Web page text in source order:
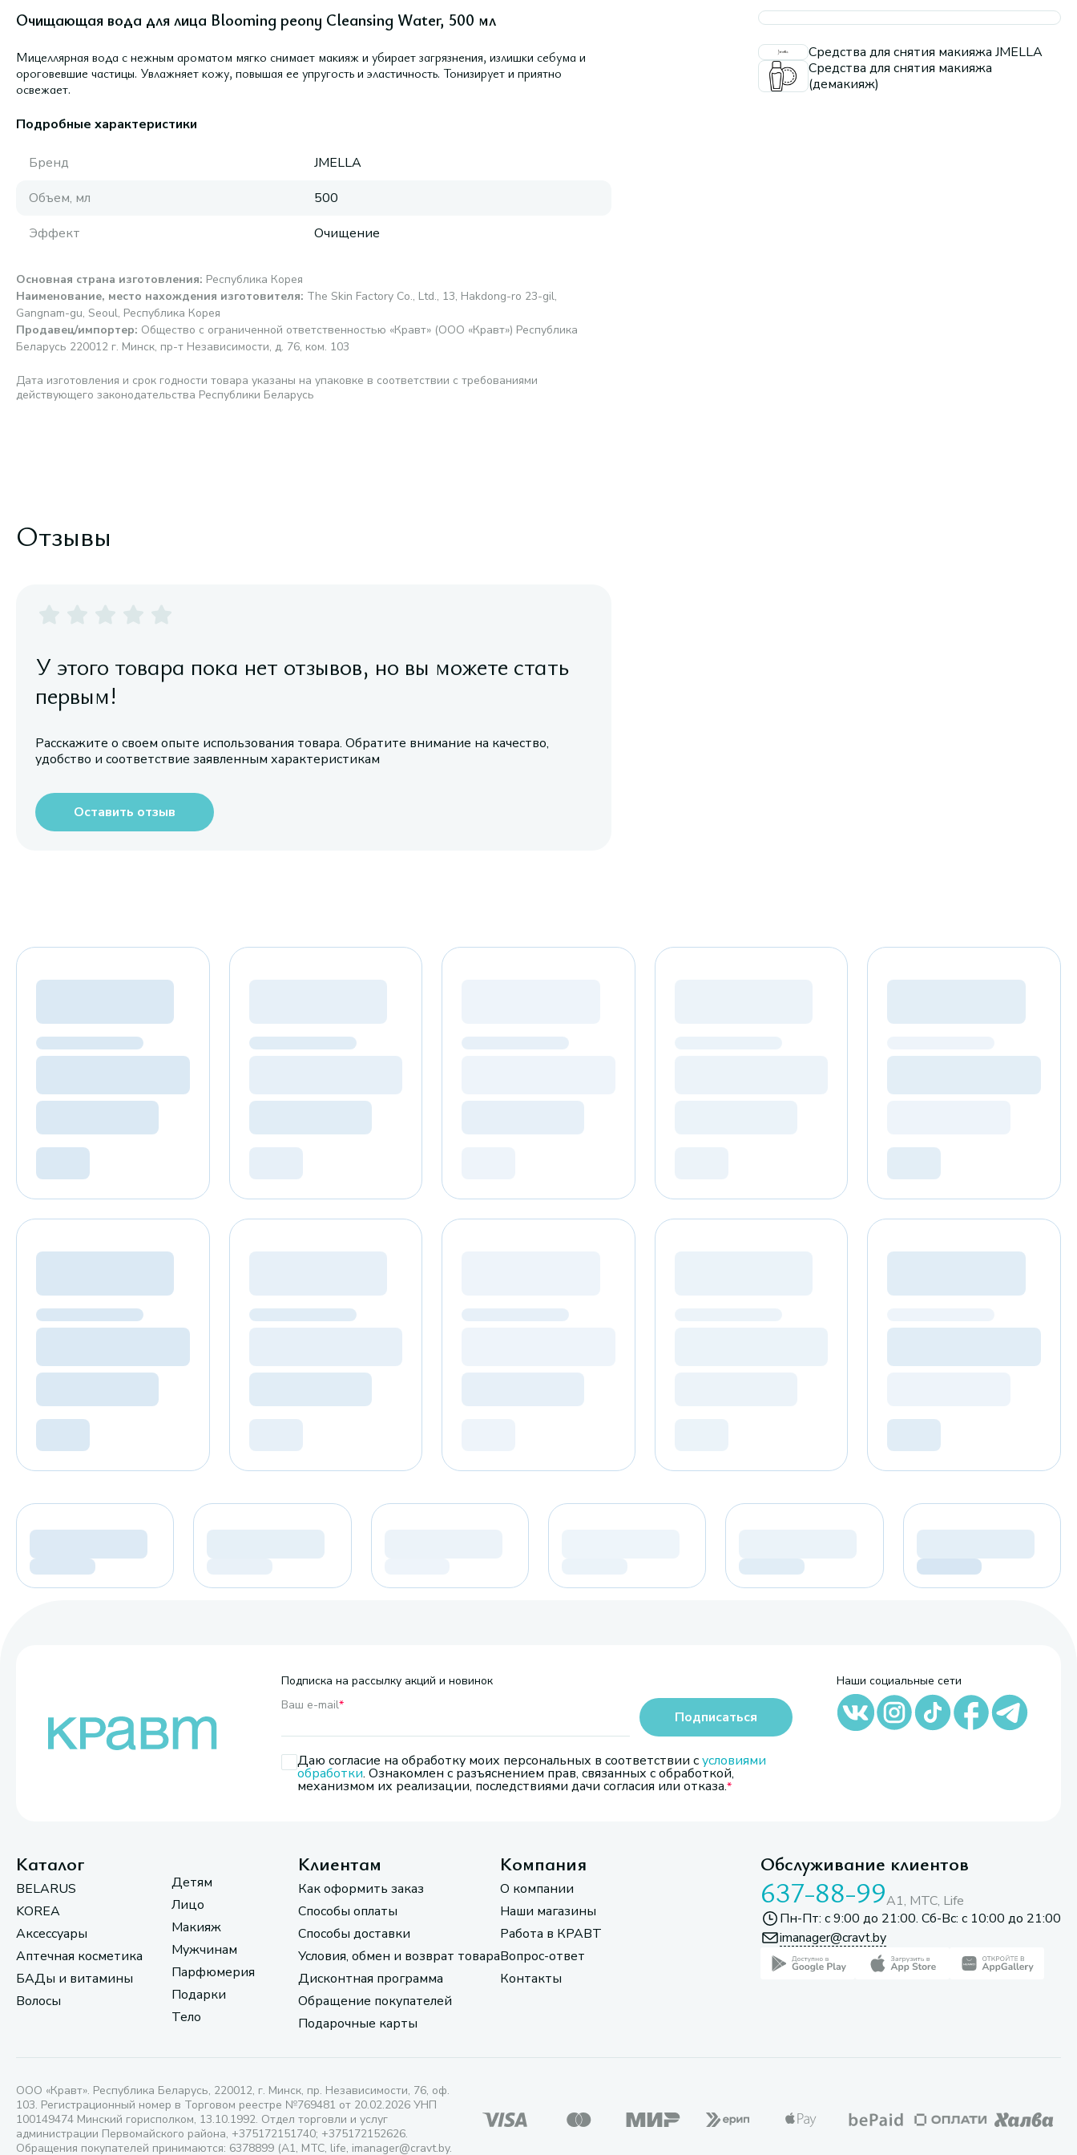
Очищающая вода для лица Blooming peony Cleansing Water, 500 мл
Мицеллярная вода с нежным ароматом мягко снимает макияж и убирает загрязнения, излишки себума и
ороговевшие частицы. Увлажняет кожу, повышая ее упругость и эластичность. Тонизирует и приятно
освежает.
Подробные характеристики
Бренд
JMELLA
Объем, мл
500
Эффект
Очищение
Основная страна изготовления: Республика Корея
Наименование, место нахождения изготовителя: The Skin Factory Co., Ltd., 13, Hakdong-ro 23-gil,
Gangnam-gu, Seoul, Республика Корея
Продавец/импортер: Общество с ограниченной ответственностью «Кравт» (ООО «Кравт») Республика
Беларусь 220012 г. Минск, пр-т Независимости, д. 76, ком. 103
Дата изготовления и срок годности товара указаны на упаковке в соответствии с требованиями
действующего законодательства Республики Беларусь
Средства для снятия макияжа JMELLA
Средства для снятия макияжа
(демакияж)
Отзывы
У этого товара пока нет отзывов, но вы можете стать
первым!
Расскажите о своем опыте использования товара. Обратите внимание на качество,
удобство и соответствие заявленным характеристикам
Оставить отзыв
Подписка на рассылку акций и новинок
Ваш e-mail*
Даю согласие на обработку моих персональных в соответствии сусловиями
обработки. Ознакомлен с разъяснением прав, связанных с обработкой,
механизмом их реализации, последствиями дачи согласия или отказа.
Подписаться
Наши социальные сети
Каталог
BELARUS
KOREA
Аксессуары
Аптечная косметика
БАДы и витамины
Волосы
Детям
Лицо
Макияж
Мужчинам
Парфюмерия
Подарки
Тело
Клиентам
Как оформить заказ
Способы оплаты
Способы доставки
Условия, обмен и возврат товара
Дисконтная программа
Обращение покупателей
Подарочные карты
Компания
О компании
Наши магазины
Работа в КРАВТ
Вопрос-ответ
Контакты
Обслуживание клиентов
637-88-99A1, МТС, Life
Пн-Пт: с 9:00 до 21:00. Сб-Вс: с 10:00 до 21:00
imanager@cravt.by
ООО «Кравт». Республика Беларусь, 220012, г. Минск, пр. Независимости, 76, оф.
103. Регистрационный номер в Торговом реестре №769481 от 20.02.2026 УНП
100149474 Минский горисполком, 13.10.1992. Отдел торговли и услуг
администрации Первомайского района, +375172151740; +375172152626.
Обращения покупателей принимаются: 6378899 (А1, МТС, life, imanager@cravt.by.